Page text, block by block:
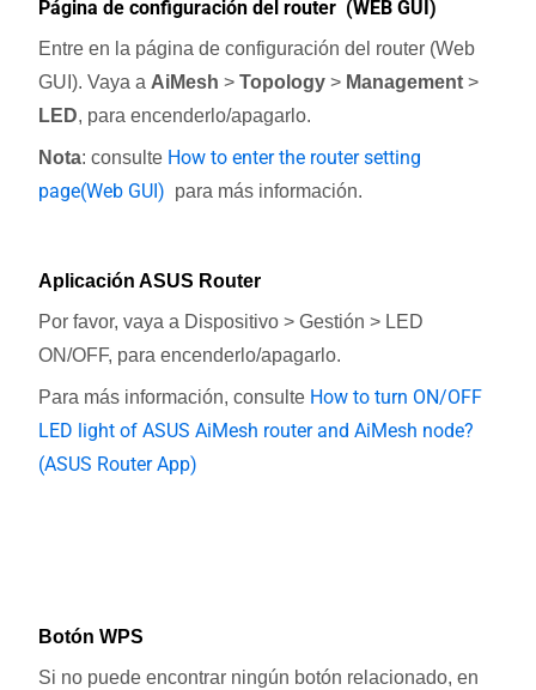
Página de configuración del router (WEB GUI)
Entre en la página de configuración del router (Web
GUI). Vaya a AiMesh > Topology > Management >
LED, para encenderlo/apagarlo.
Nota: consulte How to enter the router setting
page(Web GUI) para más información.
Aplicación ASUS Router
Por favor, vaya a Dispositivo > Gestión > LED
ON/OFF, para encenderlo/apagarlo.
Para más información, consulte How to turn ON/OFF
LED light of ASUS AiMesh router and AiMesh node?
(ASUS Router App)
Botón WPS
Si no puede encontrar ningún botón relacionado, en